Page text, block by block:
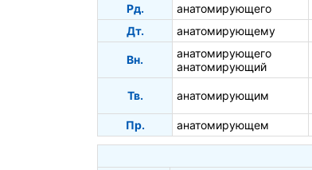
Рд.
анатомирующего
Дт.
анатомирующему
Вн.
анатомирующего
анатомирующий
Тв. анатомирующим
Пр. анатомирующем